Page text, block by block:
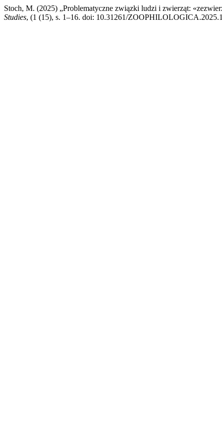
Stoch, M. (2025) „Problematyczne związki ludzi i zwierząt:
Studies, (1 (15), s. 1–16. doi: 10.31261/